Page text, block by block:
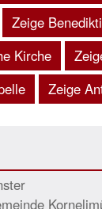
Zeige
Kirche
Zeige